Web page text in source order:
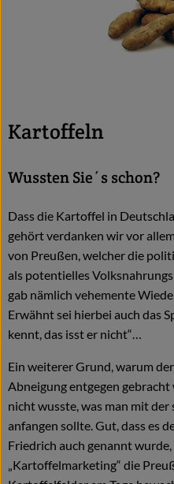
Kartoffeln
Wussten Sie´s schon?
Dass die Kartoffel in
gehört verdanken wir vor
von Preußen, welcher die
als potentielles
gab nämlich vehemente
Erwähnt sei hierbei auch das
kennt, das isst er nicht“…
Ein weiterer Grund, warum
Abneigung entgegen
nicht wusste, was man mit
anfangen sollte. Gut, dass es
Friedrich auch genannt
„Kartoffelmarketing“ die